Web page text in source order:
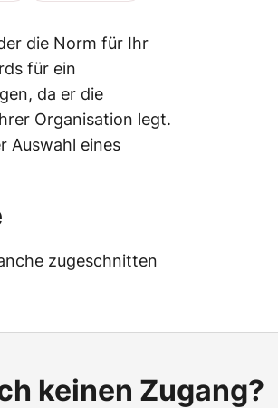
die Norm für Ihr
für ein
da er die
Organisation legt.
Auswahl eines
zugeschnitten
keinen Zugang?